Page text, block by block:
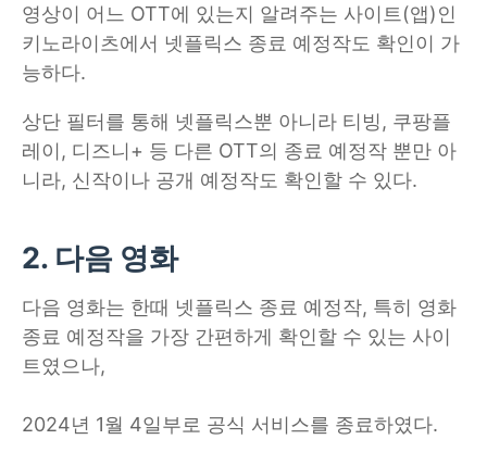
영상이 어느 OTT에 있는지 알려주는 사이트(앱)인
키노라이츠에서 넷플릭스 종료 예정작도 확인이 가
능하다.
상단 필터를 통해 넷플릭스뿐 아니라 티빙, 쿠팡플
레이, 디즈니+ 등 다른 OTT의 종료 예정작 뿐만 아
니라, 신작이나 공개 예정작도 확인할 수 있다.
2. 다음 영화
다음 영화는 한때 넷플릭스 종료 예정작, 특히 영화
종료 예정작을 가장 간편하게 확인할 수 있는 사이
트였으나,
2024년 1월 4일부로 공식 서비스를 종료하였다.